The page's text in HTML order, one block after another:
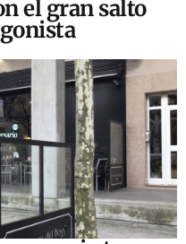
el gran salto